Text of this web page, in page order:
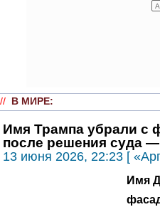
// В МИРЕ:
Имя Трампа убрали с
после решения суда —
13 июня 2026, 22:23 [
Имя